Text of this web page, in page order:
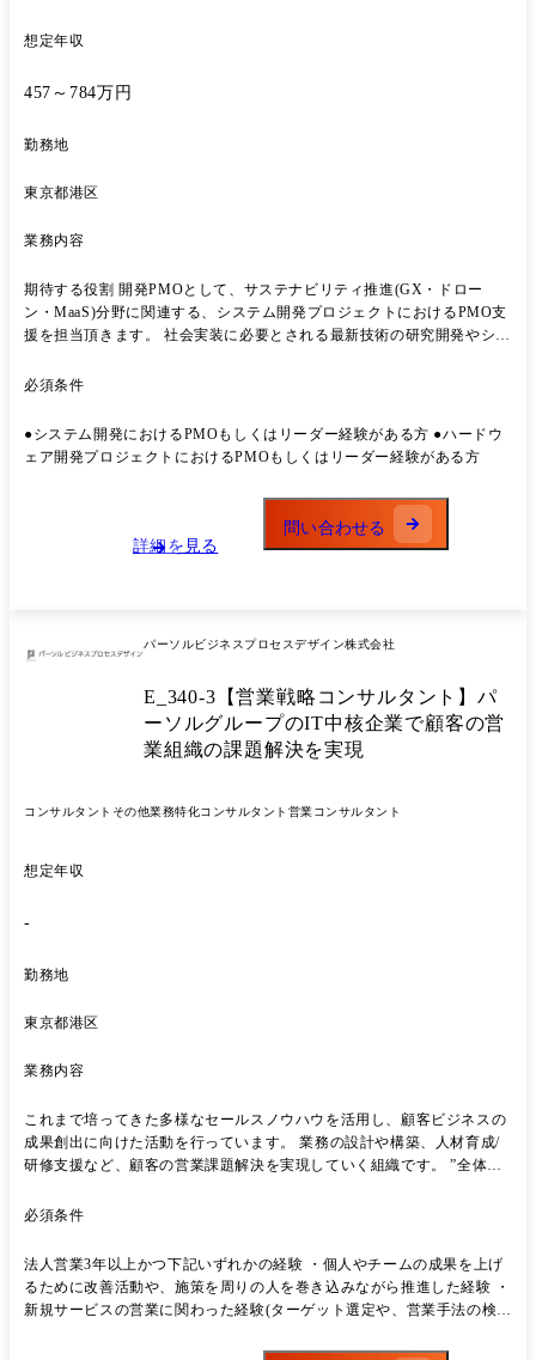
想定年収
457～784万円
勤務地
東京都港区
業務内容
期待する役割 開発PMOとして、サステナビリティ推進(GX・ドロー
ン・MaaS)分野に関連する、システム開発プロジェクトにおけるPMO支
援を担当頂きます。 社会実装に必要とされる最新技術の研究開発やシス
ミッションです。 具体的なプロジェクト例 ●ドローン自律飛行のための
定義、仕様作成、開発ベンダー各社に対する指示や調整、納期・納品管
理、交渉や、技術要素開発のPO、およびシステム社会実装に向けた実証
領域以外のプロジェクトで短期的にプロジェクト経験を積んでもらう可
能性も御座います。 サステナビリティ推進が注目されている背景と私た
す。GX(グリーントランスフォーメーション)は脱炭素化を通じて環境負
に対応し、MaaS(Mobility as a Service)は移動の最適化で地域間格差の解
消や持続可能な都市環境の構築に貢献することができる点から、これら
の市場は今後さらに拡大が見込まれています。 当社のBPO(ビジネスプ
させてきました。私たちはその経験と実績を活かし、サステナビリティ
解決やお客様の成長支援を通じて、持続可能な社会の実現に貢献してい
一覧) ●GXソリューション部(脱炭素ビジネス支援G):脱炭素経営・運用
材育成)など ●交通DXソリューション部(モビリティビジネス支援G):モ
支援、ビジネス支援(拡販・人材育成)など ●フィールドDXソリューショ
援、実証実験代行、導入効果検討開発、ビジネス支援(拡販・人材育成)
進/事務局/PMO)を対応。 ●担当職種の変更の範囲:会社の定める職種(出
向を命じることがあり、その場合は出向先の定める職種)
必須条件
●システム開発におけるPMOもしくはリーダー経験がある方 ●ハードウ
ェア開発プロジェクトにおけるPMOもしくはリーダー経験がある方
詳細を見る
問い合わせる
パーソルビジネスプロセスデザイン株式会社
E_340-3【営業戦略コンサルタント】パ
ーソルグループのIT中核企業で顧客の営
業組織の課題解決を実現
コンサルタント その他業務特化コンサルタント 営業コンサルタント
想定年収
-
勤務地
東京都港区
業務内容
これまで培ってきた多様なセールスノウハウを活用し、顧客ビジネスの
成果創出に向けた活動を行っています。 業務の設計や構築、人材育成/
研修支援など、顧客の営業課題解決を実現していく組織です。 ”全体の
の現場に入り込み営業戦略の立案から実際の営業活動・結果分析まです
うことができます。 「新サービスを拡販したいが営業組織が小さい(な
い)」「営業ナレッジが属人化しており、営業担当のレベル差が大きすぎ
る」といった課題に対し、営業組織を強化する最適な支援サービスを提
業現場の課題解決に向けて“売る/売れる”プロセス構築・組織設計を支援
必須条件
法人営業3年以上かつ下記いずれかの経験 ・個人やチームの成果を上げ
るために改善活動や、施策を周りの人を巻き込みながら推進した経験 ・
新規サービスの営業に関わった経験(ターゲット選定や、営業手法の検討